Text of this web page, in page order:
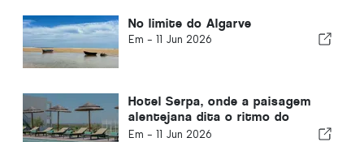
No limite do Algarve
Em - 11 Jun 2026
Hotel Serpa, onde a paisagem
alentejana dita o ritmo do
tempo
Em - 11 Jun 2026